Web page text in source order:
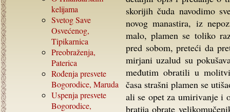
kelijama
Svetog Save
Osvećenog,
Tipikarnica
Preobraženja,
Paterica
Rođenja presvete
Bogorodice, Maruda
Uspenja presvete
Bogorodice,
skorijih čuda navodimo
novog manastira, iz
malo, plamen se toliko
pred sobom, preteći da
mirjani uzalud su
međutim obratili u
časa strašni plamen se
ali se opet za umirivanje i
bratija obrate